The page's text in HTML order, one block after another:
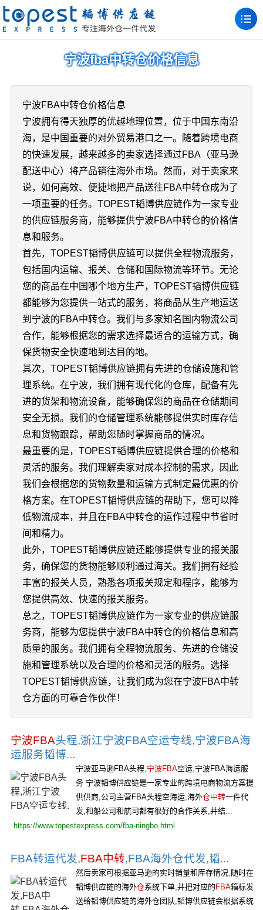
宁波fba中转仓价格信息
宁波FBA中转仓价格信息
宁波拥有得天独厚的优越地理位置，位于中国东南沿
海，是中国重要的对外贸易港口之一。随着跨境电商
的快速发展，越来越多的卖家选择通过FBA（亚马逊
配送中心）将产品销往海外市场。然而，对于卖家来
说，如何高效、便捷地把产品送往FBA中转仓成为了
一项重要的任务。TOPEST韬博供应链作为一家专业
的供应链服务商，能够提供宁波FBA中转仓的价格信
息和服务。
首先，TOPEST韬博供应链可以提供全程物流服务，
包括国内运输、报关、仓储和国际物流等环节。无论
您的商品在中国哪个地方生产，TOPEST韬博供应链
都能够为您提供一站式的服务，将商品从生产地运送
到宁波的FBA中转仓。我们与多家知名国内物流公司
合作，能够根据您的需求选择最适合的运输方式，确
保货物安全快速地到达目的地。
其次，TOPEST韬博供应链拥有先进的仓储设施和管
理系统。在宁波，我们拥有现代化的仓库，配备有先
进的货架和物流设备，能够确保您的商品在仓储期间
安全无损。我们的仓储管理系统能够提供实时库存信
息和货物跟踪，帮助您随时掌握商品的情况。
最重要的是，TOPEST韬博供应链提供合理的价格和
灵活的服务。我们理解卖家对成本控制的需求，因此
我们会根据您的货物数量和运输方式制定最优惠的价
格方案。在TOPEST韬博供应链的帮助下，您可以降
低物流成本，并且在FBA中转仓的运作过程中节省时
间和精力。
此外，TOPEST韬博供应链还能够提供专业的报关服
务，确保您的货物能够顺利通过海关。我们拥有经验
丰富的报关人员，熟悉各项报关规定和程序，能够为
您提供高效、快速的报关服务。
总之，TOPEST韬博供应链作为一家专业的供应链服
务商，能够为您提供宁波FBA中转仓的价格信息和高
质量的服务。我们拥有全程物流服务、先进的仓储设
施和管理系统以及合理的价格和灵活的服务。选择
TOPEST韬博供应链，让我们成为您在宁波FBA中转
仓方面的可靠合作伙伴！
宁波FBA头程,浙江宁波FBA空运专线,宁波FBA海
运服务韬博...
宁波亚马逊FBA头程,宁波FBA空运,宁波FBA海运服
务 宁波韬博供应链是一家专业的跨境电商物流方案提
供供商,公司主营FBA头程空海运,海外仓中转一件代
发,和船公司和航司都有很好的合作关系,并结...
https://www.topestexpress.com/fba-ningbo.html
FBA转运代发,FBA中转,FBA海外仓代发,韬...
然后卖家可根据亚马逊的实时销量和库存情况,随时在
韬博供应链的海外仓系统下单,并把对应的 FBA箱标发
送给韬博供应链的海外仓团队,韬博供应链会根据系统